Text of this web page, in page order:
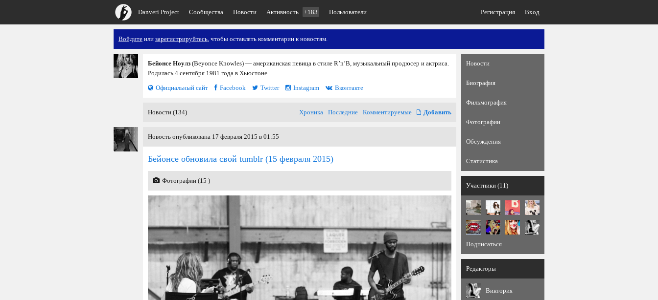
Danveri Project Сообщества Новости Активность +183 Пользователи Регистрация Вход
Войдите или зарегистрируйтесь, чтобы оставлять комментарии к новостям.
Бейонсе Ноулз (Beyonce Knowles) — американская певица в стиле R’n’B, музыкальный продюсер и актриса.
Родилась 4 сентября 1981 года в Хьюстоне.
Официальный сайт
Facebook Twitter Instagram Вконтакте
Новости (134) Хроника Последние Комментируемые Добавить
Новость опубликована 17 февраля 2015 в 01:55
Бейонсе обновила свой tumblr (15 февраля 2015)
Фотографии (15 )
Новости
Биография
Фильмография
Фотографии
Обсуждения
Статистика
Участники (11)
Подписаться
Редакторы
Виктория